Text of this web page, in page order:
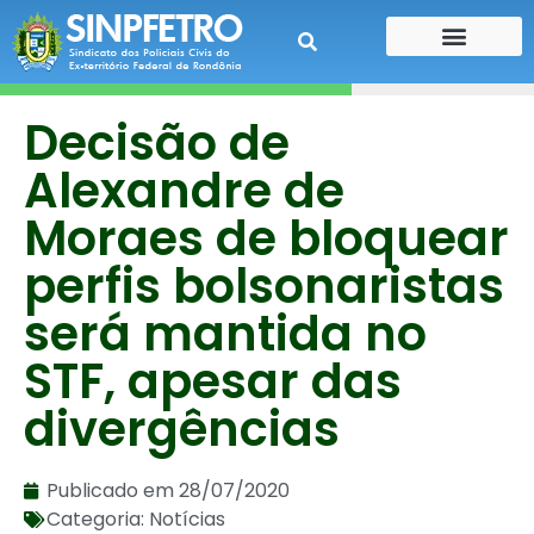
Decisão de
Alexandre de
Moraes de bloquear
perfis bolsonaristas
será mantida no
STF, apesar das
divergências
Publicado em28/07/2020
Categoria: Notícias